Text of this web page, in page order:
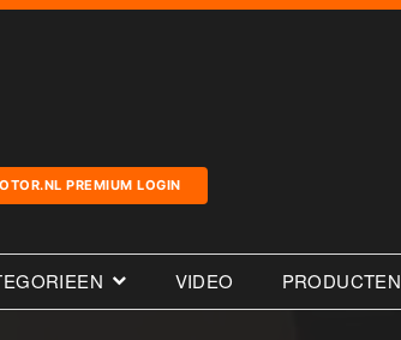
PREMIUM LOGIN
VIDEO PRODUCTEN